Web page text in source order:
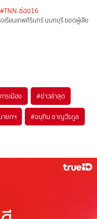
#TNN ช่อง16
เรียนเทพศิรินทร์ นนทบุรี ยอดผู้เสีย
ารเมือง #ข่าวล่าสุด
ายกฯ #อนุทิน ชาญวีรกูล